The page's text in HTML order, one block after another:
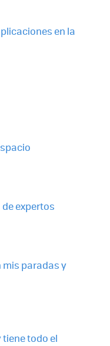
en la
expertos
mis paradas y
todo el